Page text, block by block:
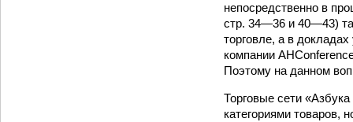
непосредственно в
стр. 34—36 и 40—43)
торговле, а в
компании
Поэтому на данном
Торговые сети
категориями товаров,